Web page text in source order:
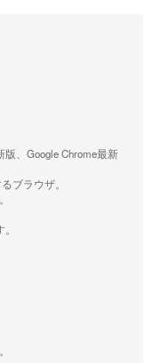
版、Google Chrome最新
ブラウザ。